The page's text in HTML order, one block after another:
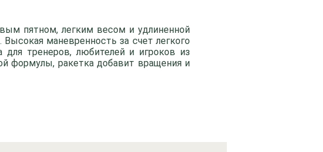
пятном, легким весом и удлиненной
маневренность за счет легкого
тренеров, любителей и игроков из
формулы, ракетка добавит вращения и